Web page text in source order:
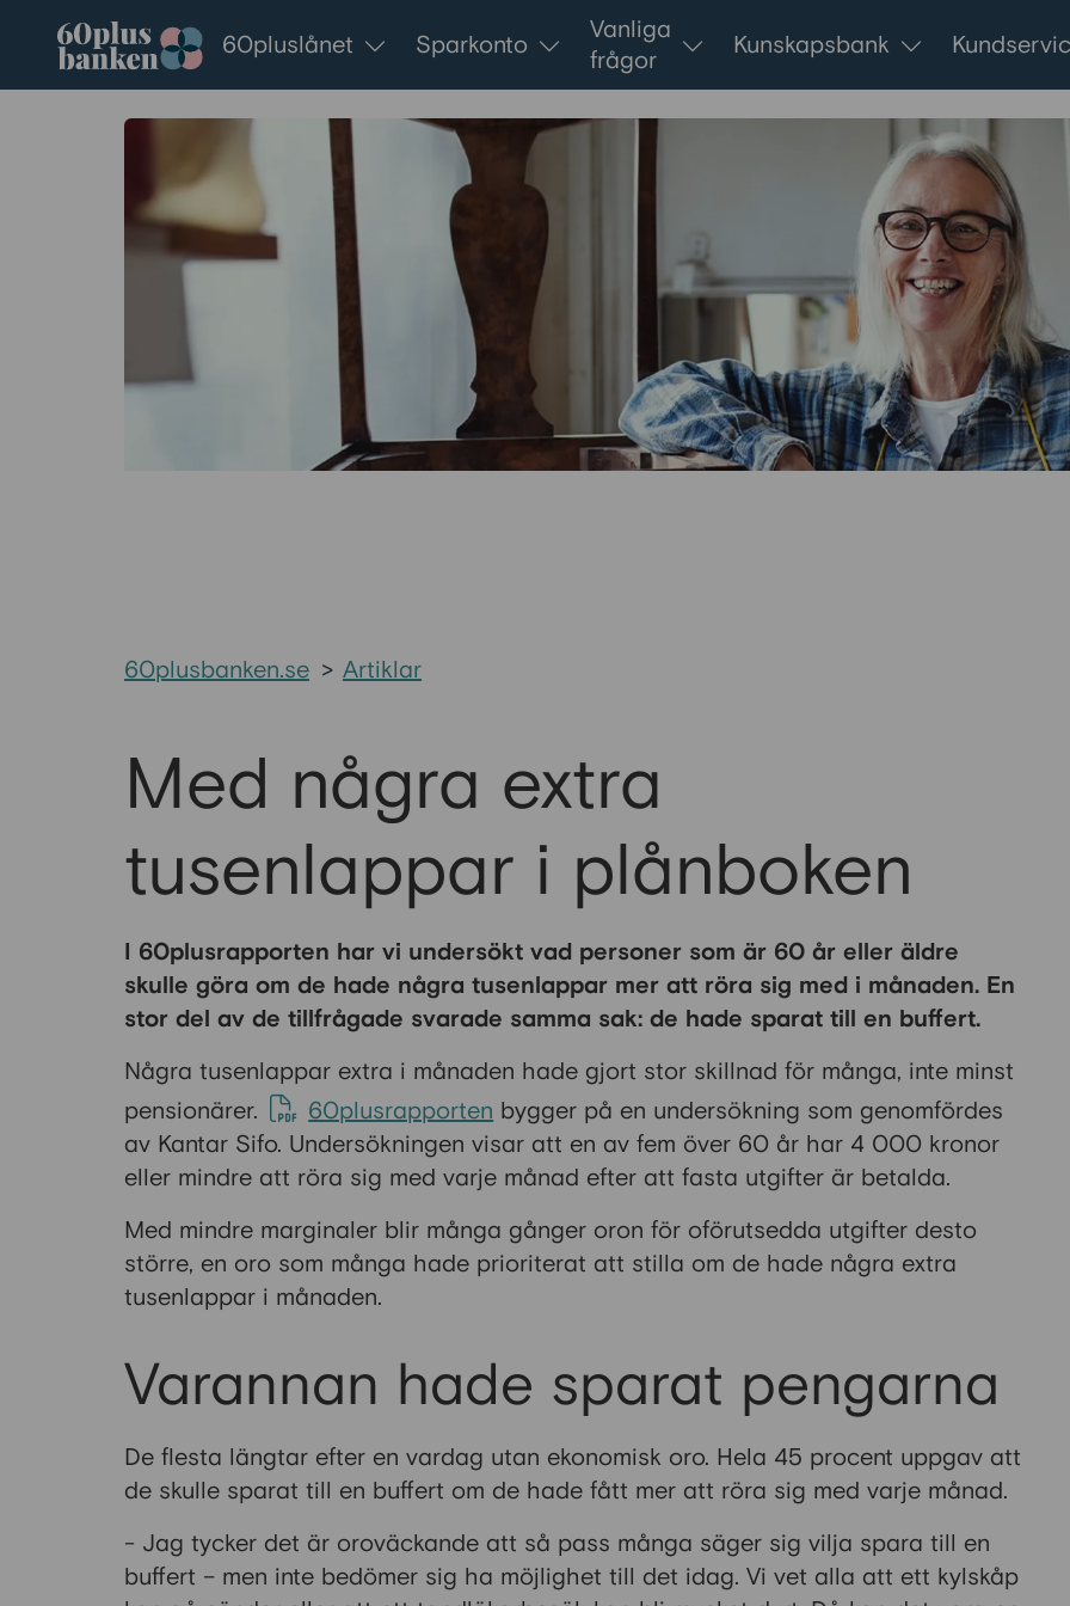
Gå till innehållet
60pluslånet Sparkonto
Vanliga
frågor
Kunskapsbank
60plusbanken.se > Artiklar
Med några extra
tusenlappar i plånboken
I 60plusrapporten har vi undersökt vad personer som är 60 år eller äldre
skulle göra om de hade några tusenlappar mer att röra sig med i månaden. En
stor del av de tillfrågade svarade samma sak: de hade sparat till en buffert.
Några tusenlappar extra i månaden hade gjort stor skillnad för många, inte minst
pensionärer.
60plusrapporten bygger på en undersökning som genomfördes
av Kantar Sifo. Undersökningen visar att en av fem över 60 år har 4 000 kronor
eller mindre att röra sig med varje månad efter att fasta utgifter är betalda.
Med mindre marginaler blir många gånger oron för oförutsedda utgifter desto
större, en oro som många hade prioriterat att stilla om de hade några extra
tusenlappar i månaden.
Varannan hade sparat pengarna
De flesta längtar efter en vardag utan ekonomisk oro. Hela 45 procent uppgav att
de skulle sparat till en buffert om de hade fått mer att röra sig med varje månad.
- Jag tycker det är oroväckande att så pass många säger sig vilja spara till en
buffert – men inte bedömer sig ha möjlighet till det idag. Vi vet alla att ett kylskåp